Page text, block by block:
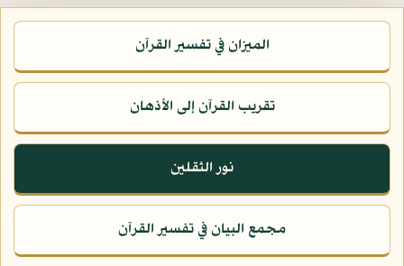
الميزان في تفسير القرآن
تقريب القرآن إلى الأذهان
نور الثقلين
مجمع البيان في تفسير القرآن